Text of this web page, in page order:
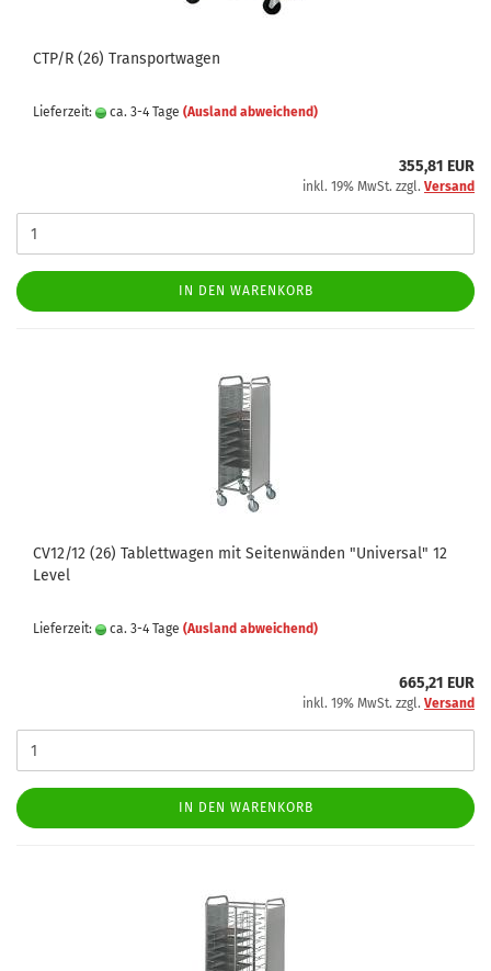
CTP/R (26) Transportwagen
Lieferzeit: ca. 3-4 Tage (Ausland abweichend)
355,81 EUR
inkl. 19% MwSt. zzgl. Versand
IN DEN WARENKORB
CV12/12 (26) Tablettwagen mit Seitenwänden "Universal" 12
Level
Lieferzeit: ca. 3-4 Tage (Ausland abweichend)
665,21 EUR
inkl. 19% MwSt. zzgl. Versand
IN DEN WARENKORB